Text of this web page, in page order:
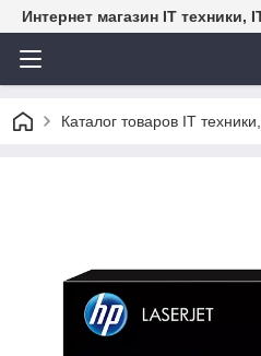
Интернет магазин IT
Каталог товаров IT